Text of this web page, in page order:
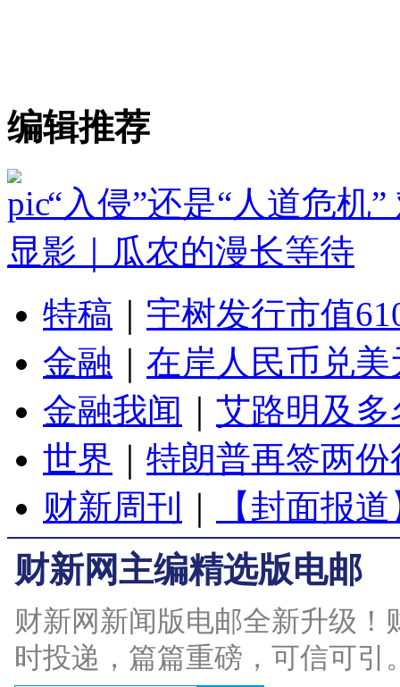
编辑推荐
“入侵”还是“人道危机
显影｜瓜农的漫长等待
特稿
宇树发行市值
金融
在岸人民币兑
金融我闻
艾路明及
世界
特朗普再签两
财新周刊
【封面报
财新网主编精选版电邮
财新网新闻版电邮全新升级
时投递，篇篇重磅，可信可引